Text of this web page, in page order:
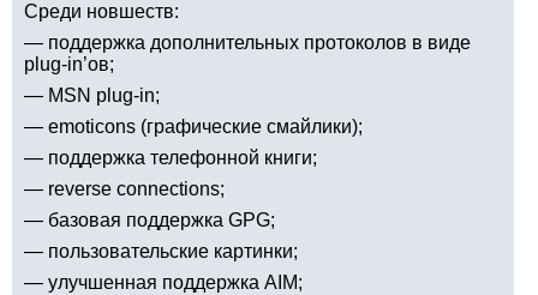
Среди новшеств:
— поддержка дополнительных протоколов в виде
plug-in’ов;
— MSN plug-in;
— emoticons (графические смайлики);
— поддержка телефонной книги;
— reverse connections;
— базовая поддержка GPG;
— пользовательские картинки;
— улучшенная поддержка AIM;